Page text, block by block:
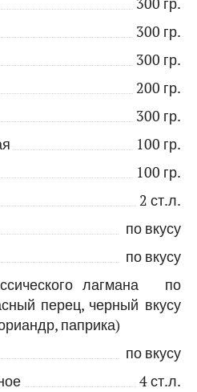
300 гр.
300 гр.
200 гр.
300 гр.
100 гр.
100 гр.
2 ст.л.
по вкусу
по вкусу
лагмана
перец, черный
паприка)
по
вкусу
по вкусу
4ст.л.